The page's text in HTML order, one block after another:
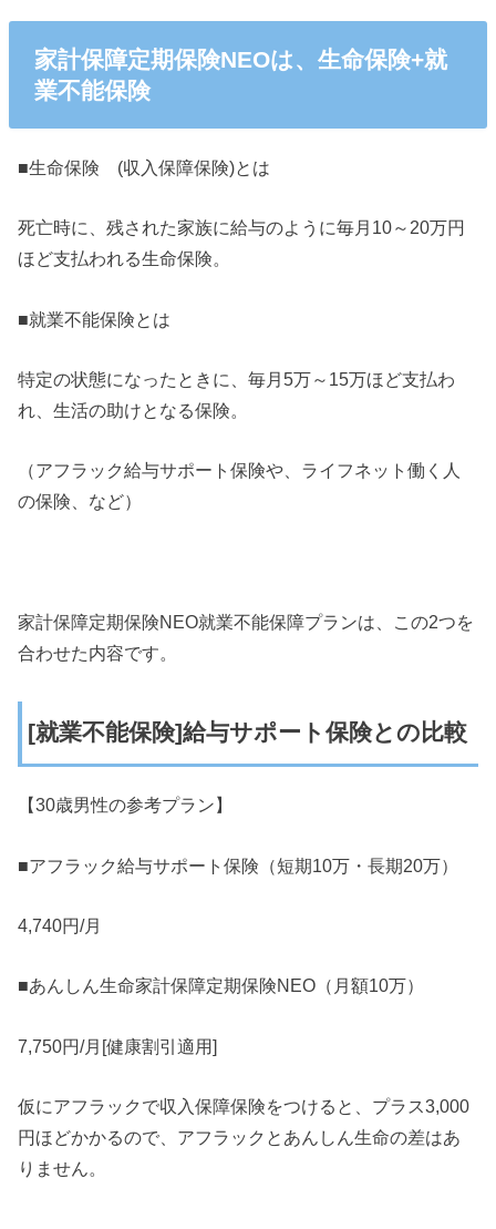
家計保障定期保険NEOは、生命保険+就
業不能保険
■生命保険 (収入保障保険)とは
死亡時に、残された家族に給与のように毎月10～20万円
ほど支払われる生命保険。
■就業不能保険とは
特定の状態になったときに、毎月5万～15万ほど支払わ
れ、生活の助けとなる保険。
（アフラック給与サポート保険や、ライフネット働く人
の保険、など）
家計保障定期保険NEO就業不能保障プランは、この2つを
合わせた内容です。
[就業不能保険]給与サポート保険との比較
【30歳男性の参考プラン】
■アフラック給与サポート保険（短期10万・長期20万）
4,740円/月
■あんしん生命家計保障定期保険NEO（月額10万）
7,750円/月[健康割引適用]
仮にアフラックで収入保障保険をつけると、プラス3,000
円ほどかかるので、アフラックとあんしん生命の差はあ
りません。